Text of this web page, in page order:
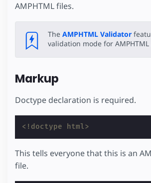
AMPHTML files.
The AMPHTML Validator
validation mode for AMPHTML
Markup
Doctype declaration is required.
<!doctype html>
This tells everyone that this is an
file.